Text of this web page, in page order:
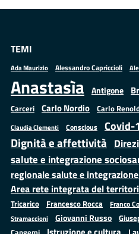
TEMI
Ada Maurizio Alessandro Capriccioli
Anastasìa Antigone
Carceri Carlo Nordio Carlo
Claudia Clementi Conscious Covid-
Dignità e affettività
salute e integrazione
regionale salute e
Area rete integrata del
Tricarico
Francesco Rocca Franco
Stramaccioni
Giovanni Russo